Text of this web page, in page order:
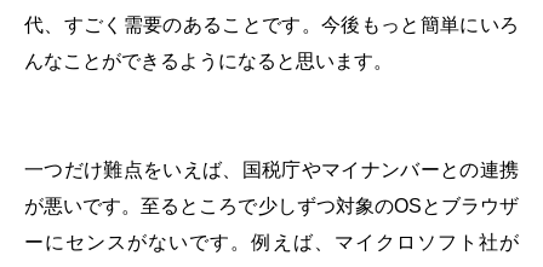
代、すごく需要のあることです。今後もっと簡単にいろ
んなことができるようになると思います。
一つだけ難点をいえば、国税庁やマイナンバーとの連携
が悪いです。至るところで少しずつ対象のOSとブラウザ
ーにセンスがないです。例えば、マイクロソフト社が